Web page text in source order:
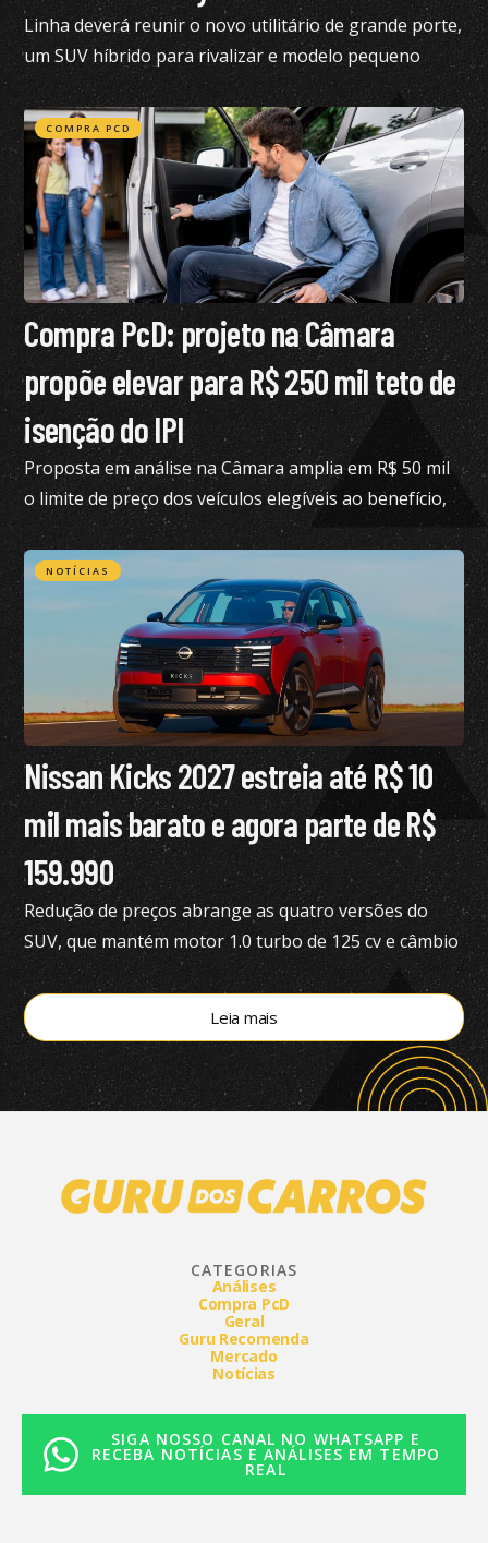
Linha deverá reunir o novo utilitário de grande porte,
um SUV híbrido para rivalizar e modelo pequeno
semelhante ao Suzuki Jimny
COMPRA PCD
Compra PcD: projeto na Câmara
propõe elevar para R$ 250 mil teto de
isenção do IPI
Proposta em análise na Câmara amplia em R$ 50 mil
o limite de preço dos veículos elegíveis ao benefício,
hoje fixado em R$ 200 mil
NOTÍCIAS
Nissan Kicks 2027 estreia até R$ 10
mil mais barato e agora parte de R$
159.990
Redução de preços abrange as quatro versões do
SUV, que mantém motor 1.0 turbo de 125 cv e câmbio
de dupla embreagem
Leia mais
CATEGORIAS
Análises
Compra PcD
Geral
Guru Recomenda
Mercado
Notícias
SIGA NOSSO CANAL NO WHATSAPP E
RECEBA NOTÍCIAS E ANÁLISES EM TEMPO
REAL